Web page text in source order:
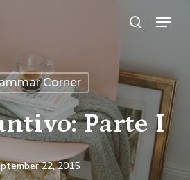
search
Menu
Corner
Parte I
22, 2015